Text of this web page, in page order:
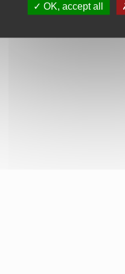
OK, accept all